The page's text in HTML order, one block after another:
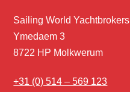
Sailing World Yachtbrokers
Ymedaem 3
8722 HP Molkwerum
+31 (0) 514 – 569 123